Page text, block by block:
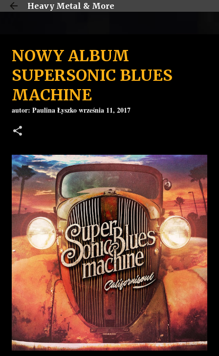
Przejdź do głównej zawartości
Heavy Metal & More
NOWY ALBUM
SUPERSONIC BLUES
MACHINE
autor: Paulina Łyszkowrześnia 11, 2017